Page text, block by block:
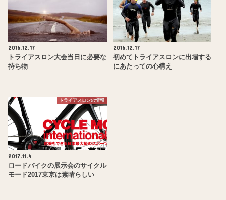
2016.12.17
トライアスロン大会当日に必要な
持ち物
2016.12.17
初めてトライアスロンに出場する
にあたっての心構え
トライアスロンの情報
2017.11.4
ロードバイクの展示会のサイクル
モード2017東京は素晴らしい